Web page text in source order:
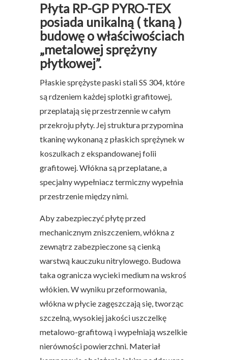
Płyta RP-GP PYRO-TEX
posiada unikalną ( tkaną )
budowę o właściwościach
„metalowej sprężyny
płytkowej”.
Płaskie sprężyste paski stali SS 304, które
są rdzeniem każdej splotki grafitowej,
przeplatają się przestrzennie w całym
przekroju płyty. Jej struktura przypomina
tkaninę wykonaną z płaskich sprężynek w
koszulkach z ekspandowanej folii
grafitowej. Włókna są przeplatane, a
specjalny wypełniacz termiczny wypełnia
przestrzenie między nimi.
Aby zabezpieczyć płytę przed
mechanicznym zniszczeniem, włókna z
zewnątrz zabezpieczone są cienką
warstwą kauczuku nitrylowego. Budowa
taka ogranicza wycieki medium na wskroś
włókien. W wyniku przeformowania,
włókna w płycie zagęszczają się, tworząc
szczelną, wysokiej jakości uszczelkę
metalowo-grafitową i wypełniają wszelkie
nierówności powierzchni. Materiał